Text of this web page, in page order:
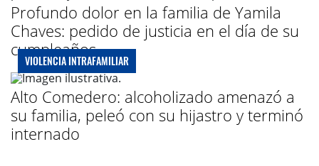
Profundo dolor en la familia de Yamila
Chaves: pedido de justicia en el día de su
cumpleaños
VIOLENCIA INTRAFAMILIAR
Alto Comedero: alcoholizado amenazó a
su familia, peleó con su hijastro y terminó
internado